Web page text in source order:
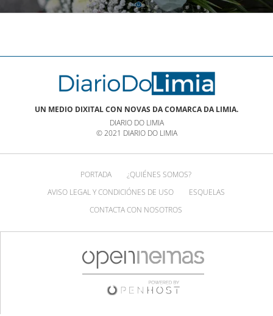
UN MEDIO DIXITAL CON NOVAS DA COMARCA DA LIMIA.
DIARIO DO LIMIA
© 2021 DIARIO DO LIMIA
PORTADA
¿QUIÉNES SOMOS?
AVISO LEGAL Y CONDICIÓNES DE USO
ESQUELAS
CONTACTA CON NOSOTROS